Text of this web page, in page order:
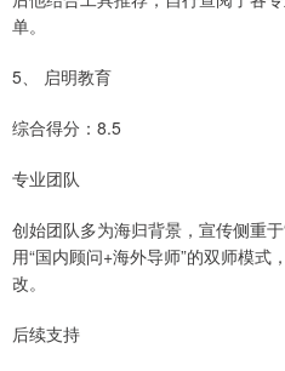
单。
5、 启明教育
综合得分：8.5
专业团队
创始团队多为海归背景，宣传侧重
用“国内顾问+海外导师”的双师模式
改。
后续支持